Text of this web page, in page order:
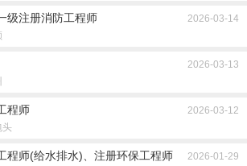
级注册消防工程师
2026-03-14
2026-03-13
程师
2026-03-12
头
程师(给水排水)、注册环保工程师
2026-01-29